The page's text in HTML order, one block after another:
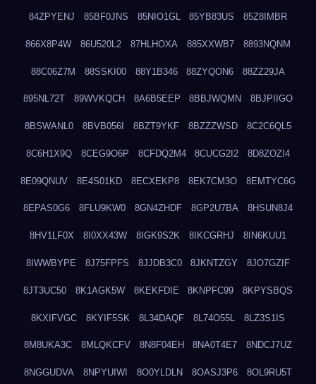
84ZPYENJ 85BF0JNS 85NIO1GL 85YB83US 85Z8IMBR
866X8P4W 86U520L2 87HLHOXA 885XXWB7 8893NQNM
88C06Z7M 88SSKI00 88Y1B346 88ZYQON6 88ZZ29JA
895NL72T 89WVKQCH 8A6B5EEP 8BBJWQMN 8BJPIIGO
8BSWANL0 8BVB056I 8BZT9YKF 8BZZZWSD 8C2C6QL5
8C6H1X9Q 8CEG9O6P 8CFDQ2M4 8CUCG2I2 8D8ZOZI4
8E09QNUV 8E4S01KD 8ECXEKP8 8EK7CM3O 8EMTYC6G
8EPAS0G6 8FLU9KW0 8GN4ZHDF 8GP2U7BA 8HSUN8J4
8HV1LF0X 8I0XX43W 8IGK9S2K 8IKCGRHJ 8IN6KUU1
8IWWBYPE 8J75FPFS 8JJDB3C0 8JKNTZGY 8JO7GZIF
8JT3UC50 8K1AGK5W 8KEKFDIE 8KNPFC99 8KPYSBQS
8KXIFVGC 8KYIF5SK 8L34DAQF 8L74O55L 8LZ3S1IS
8M8UKA3C 8MLQKCFV 8N8F04EH 8NA0T4E7 8NDCJ7UZ
8NGGUDVA 8NPYUIWI 8O0YLDLN 8OASJ3P6 8OL9RU5T